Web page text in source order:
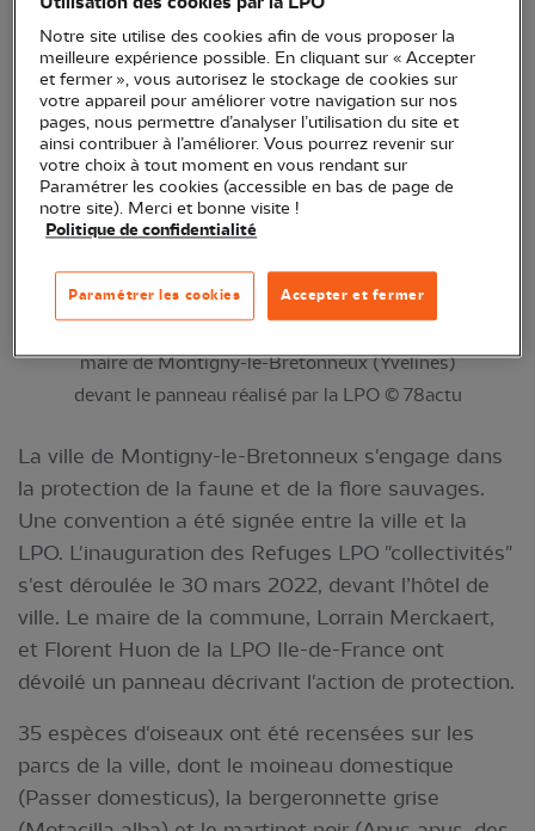
répartis sur 20 hectares, ont été classés Refuges
LPO.
maire de Montigny-le-Bretonneux (Yvelines)
devant le panneau réalisé par la LPO © 78actu
La ville de Montigny-le-Bretonneux s'engage dans
la protection de la faune et de la flore sauvages.
Une convention a été signée entre la ville et la
LPO. L'inauguration des Refuges LPO "collectivités"
s'est déroulée le 30 mars 2022, devant l’hôtel de
ville. Le maire de la commune, Lorrain Merckaert,
et Florent Huon de la LPO Ile-de-France ont
dévoilé un panneau décrivant l'action de protection.
35 espèces d'oiseaux ont été recensées sur les
parcs de la ville, dont le moineau domestique
(Passer domesticus), la bergeronnette grise
Notre site utilise des cookies afin de vous proposer la
meilleure expérience possible. En cliquant sur « Accepter
et fermer », vous autorisez le stockage de cookies sur
votre appareil pour améliorer votre navigation sur nos
pages, nous permettre d’analyser l’utilisation du site et
ainsi contribuer à l’améliorer. Vous pourrez revenir sur
votre choix à tout moment en vous rendant sur
Paramétrer les cookies (accessible en bas de page de
notre site). Merci et bonne visite !
Politique de confidentialité
Accepter et fermer
Paramétrer les cookies